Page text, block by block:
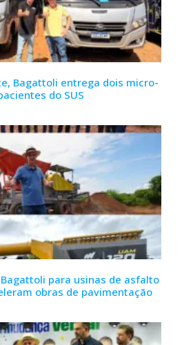
Bagattoli entrega dois micro-
do SUS
para usinas de asfalto
obras de pavimentação